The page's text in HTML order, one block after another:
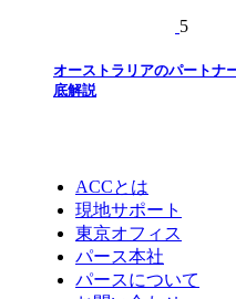
5
オーストラリアのパートナ
底解説
ACCとは
現地サポート
東京オフィス
パース本社
パースについて